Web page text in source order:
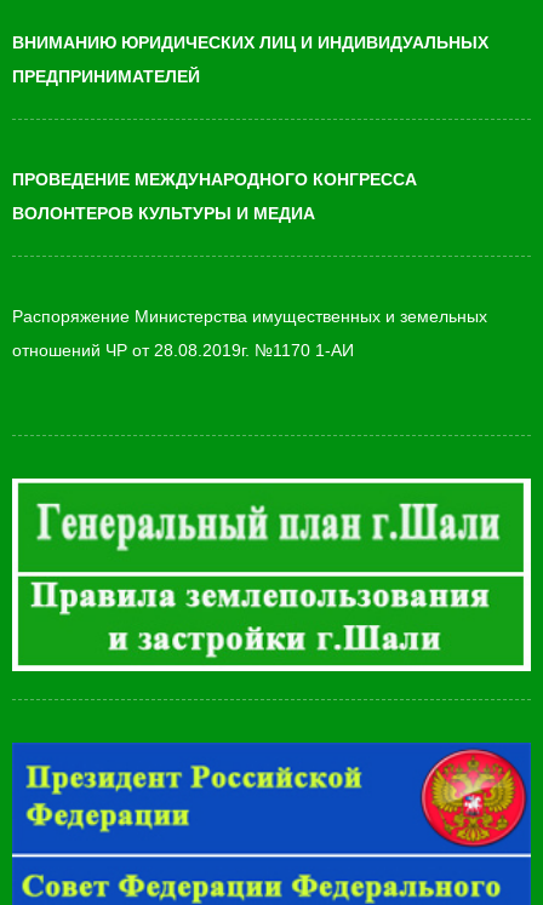
ВНИМАНИЮ ЮРИДИЧЕСКИХ ЛИЦ И ИНДИВИДУАЛЬНЫХ
ПРЕДПРИНИМАТЕЛЕЙ
ПРОВЕДЕНИЕ МЕЖДУНАРОДНОГО КОНГРЕССА
ВОЛОНТЕРОВ КУЛЬТУРЫ И МЕДИА
Распоряжение Министерства имущественных и земельных
отношений ЧР от 28.08.2019г. №1170 1-АИ